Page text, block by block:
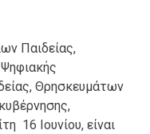
Παιδείας,
Θρησκευμάτων
16 Ιουνίου, είναι